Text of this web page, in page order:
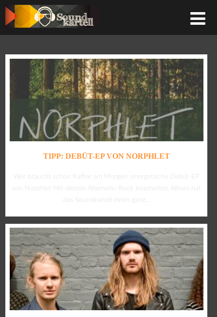
TIPP: DEBÜT-EP VON NORPHLET
Wer braucht schon Kaffee am Morgen: energetische Debüt-EP
von Norphlet Mit diesem Alternativ-Rock inspirierten Album hat
das Soundkartell einen ganz...